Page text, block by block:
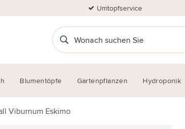
Umtopfservice
Blumentöpfe Gartenpflanzen Hydroponik
Viburnum Eskimo